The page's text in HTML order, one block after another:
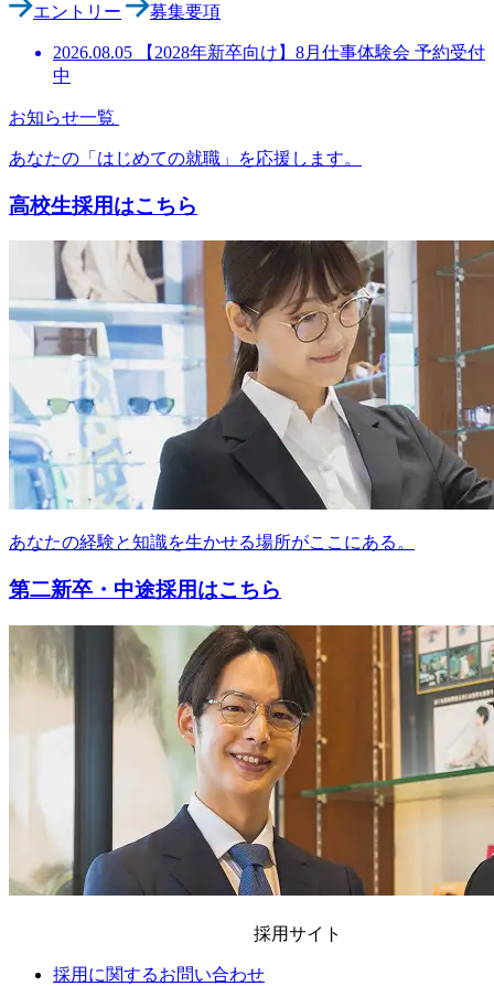
エントリー
募集要項
2026.08.05 【2028年新卒向け】8月仕事体験会 予約受付
中
お知らせ一覧
あなたの「はじめての就職」を応援します。
高校生採用はこちら
あなたの経験と知識を生かせる場所がここにある。
第二新卒・中途採用はこちら
採用サイト
採用に関するお問い合わせ